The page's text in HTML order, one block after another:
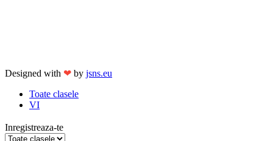
Designed with ❤ by jsns.eu
Toate clasele
VI
Inregistreaza-te